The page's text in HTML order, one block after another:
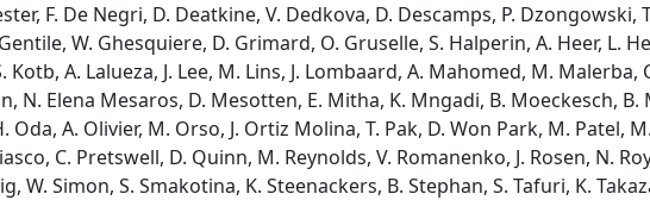
F. De Negri, D. Deatkine, V. Dedkova, D. Descamps, P. Dzongowski,
W. Ghesquiere, D. Grimard, O. Gruselle, S. Halperin, A. Heer, L.
Kotb, A. Lalueza, J. Lee, M. Lins, J. Lombaard, A. Mahomed, M.
N. Elena Mesaros, D. Mesotten, E. Mitha, K. Mngadi, B. Moeckesch,
A. Olivier, M. Orso, J. Ortiz Molina, T. Pak, D. Won Park, M. Patel,
C. Pretswell, D. Quinn, M. Reynolds, V. Romanenko, J. Rosen, N.
W. Simon, S. Smakotina, K. Steenackers, B. Stephan, S. Tafuri, K.